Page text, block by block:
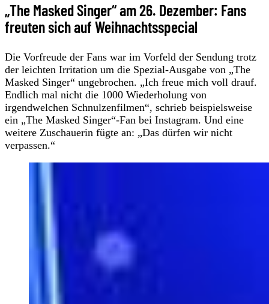
„The Masked Singer“ am 26. Dezember: Fans
freuten sich auf Weihnachtsspecial
Die Vorfreude der Fans war im Vorfeld der Sendung trotz
der leichten Irritation um die Spezial-Ausgabe von „The
Masked Singer“ ungebrochen. „Ich freue mich voll drauf.
Endlich mal nicht die 1000 Wiederholung von
irgendwelchen Schnulzenfilmen“, schrieb beispielsweise
ein „The Masked Singer“-Fan bei Instagram. Und eine
weitere Zuschauerin fügte an: „Das dürfen wir nicht
verpassen.“